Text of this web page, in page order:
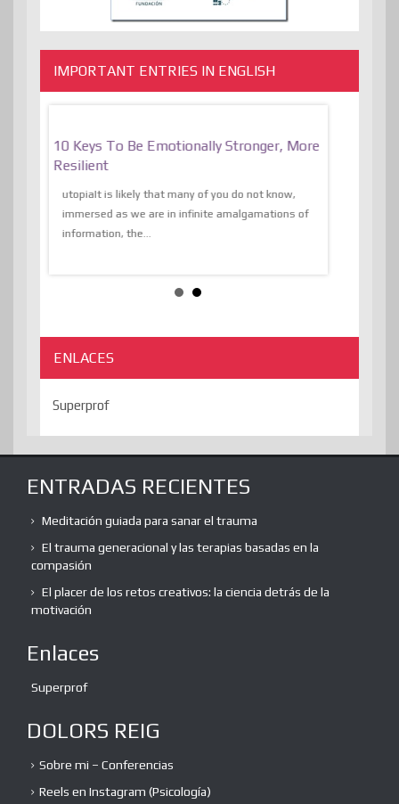
IMPORTANT ENTRIES IN ENGLISH
10 Keys To Be Emotionally Stronger, More
Resilient
utopiaIt is likely that many of you do not know,
immersed as we are in infinite amalgamations of
information, the...
ENLACES
Superprof
ENTRADAS RECIENTES
Meditación guiada para sanar el trauma
El trauma generacional y las terapias basadas en la
compasión
El placer de los retos creativos: la ciencia detrás de la
motivación
Enlaces
Superprof
DOLORS REIG
Sobre mi – Conferencias
Reels en Instagram (Psicología)